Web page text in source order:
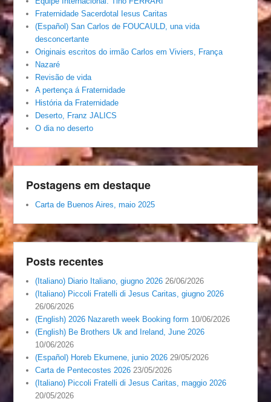
Fraternidade Sacerdotal Iesus Caritas
(Español) San Carlos de FOUCAULD, una vida
desconcertante
Originais escritos do irmão Carlos em Viviers, França
Nazaré
Revisão de vida
A pertença á Fraternidade
História da Fraternidade
Deserto, Franz JALICS
O dia no deserto
Postagens em destaque
Carta de Buenos Aires, maio 2025
Posts recentes
(Italiano) Diario Italiano, giugno 2026 26/06/2026
(Italiano) Piccoli Fratelli di Jesus Caritas, giugno 2026
26/06/2026
(English) 2026 Nazareth week Booking form 10/06/2026
(English) Be Brothers Uk and Ireland, June 2026
10/06/2026
(Español) Horeb Ekumene, junio 2026 29/05/2026
Carta de Pentecostes 2026 23/05/2026
(Italiano) Piccoli Fratelli di Jesus Caritas, maggio 2026
20/05/2026